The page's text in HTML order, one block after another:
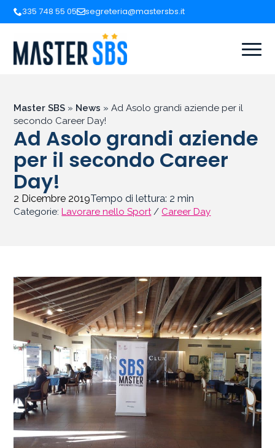
335 748 55 05 segreteria@mastersbs.it
Master SBS » News » Ad Asolo grandi aziende per il
secondo Career Day!
Ad Asolo grandi aziende
per il secondo Career
Day!
2 Dicembre 2019Tempo di lettura: 2 min
Categorie:Lavorare nello Sport/ Career Day